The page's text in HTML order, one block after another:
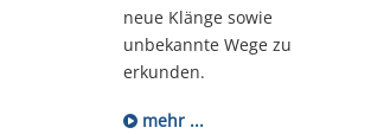
neue Klänge sowie
unbekannte Wege zu
erkunden.
mehr ...